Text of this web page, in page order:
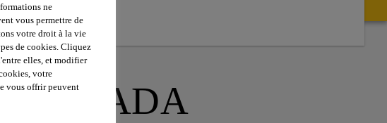
Solutions pour projets
CANADA
ne
vous permettre de
votre droit à la vie
de cookies. Cliquez
elles, et modifier
votre
vous offrir peuvent